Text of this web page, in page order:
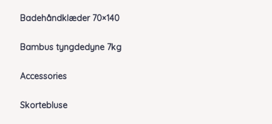
Badehåndklæder 70×140
Bambus tyngdedyne 7kg
Accessories
Skortebluse